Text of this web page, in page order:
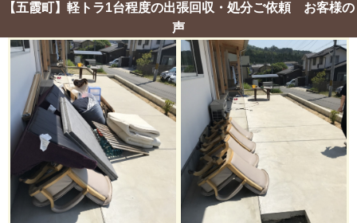
【五霞町】軽トラ1台程度の出張回収・処分ご依頼 お客様の
声